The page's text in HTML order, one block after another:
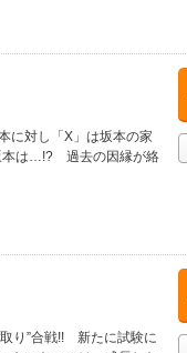
に対し「X」は坂本の家
本は…!? 過去の因縁が絡
り”合戦!! 新たに試験に